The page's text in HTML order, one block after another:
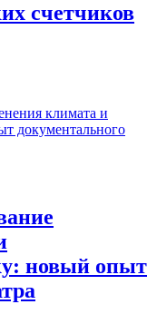
счетчиков
новый опыт